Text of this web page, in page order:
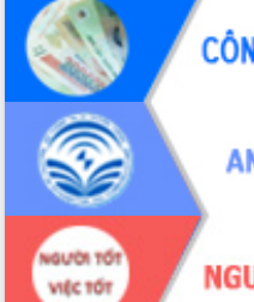
Hội nghị Báo cáo viên Trung ương
tháng 01/2026
Phó Thủ tướng Hồ Quốc Dũng đánh giá
cao kết quả Chiến dịch Quang Trung
tại Đắk Lắk
Hội nghị Ban Chấp hành Đảng bộ tỉnh
Đắk Lắk lần thứ 2 (mở rộng)
Tập trung giải phóng mặt bằng, đẩy
nhanh tiến độ Tuyến đường bộ ven
biển
Gỡ khó, khởi công xây dựng, sửa chữa